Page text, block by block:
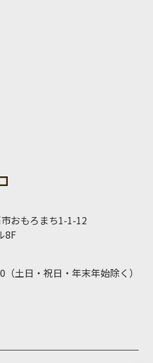
おもろまち1-1-12
8F
土日・祝日・年末年始除く）